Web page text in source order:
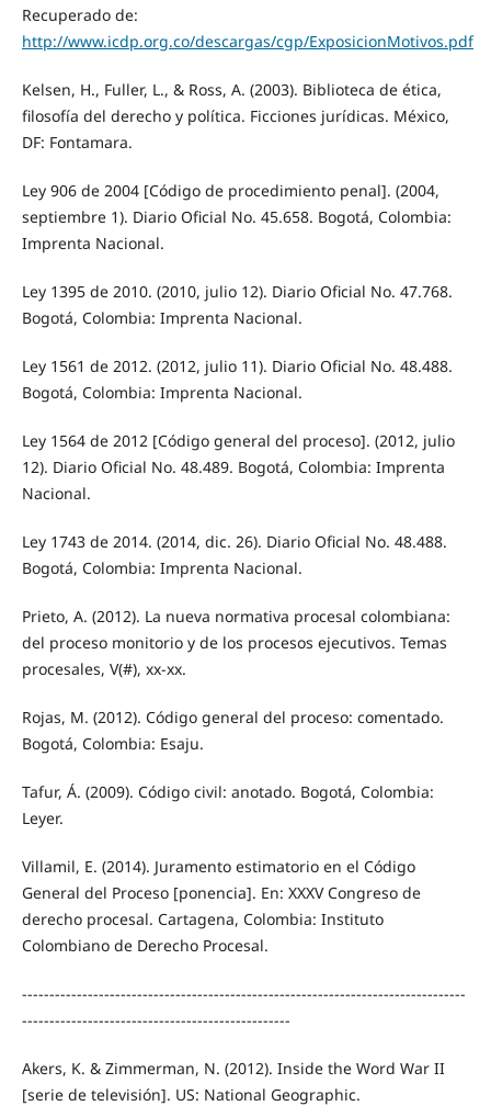
Recuperado de:
http://www.icdp.org.co/descargas/cgp/ExposicionMotivos.pdf
Kelsen, H., Fuller, L., & Ross, A. (2003). Biblioteca de ética,
filosofía del derecho y política. Ficciones jurídicas. México,
DF: Fontamara.
Ley 906 de 2004 [Código de procedimiento penal]. (2004,
septiembre 1). Diario Oficial No. 45.658. Bogotá, Colombia:
Imprenta Nacional.
Ley 1395 de 2010. (2010, julio 12). Diario Oficial No. 47.768.
Bogotá, Colombia: Imprenta Nacional.
Ley 1561 de 2012. (2012, julio 11). Diario Oficial No. 48.488.
Bogotá, Colombia: Imprenta Nacional.
Ley 1564 de 2012 [Código general del proceso]. (2012, julio
12). Diario Oficial No. 48.489. Bogotá, Colombia: Imprenta
Nacional.
Ley 1743 de 2014. (2014, dic. 26). Diario Oficial No. 48.488.
Bogotá, Colombia: Imprenta Nacional.
Prieto, A. (2012). La nueva normativa procesal colombiana:
del proceso monitorio y de los procesos ejecutivos. Temas
procesales, V(#), xx-xx.
Rojas, M. (2012). Código general del proceso: comentado.
Bogotá, Colombia: Esaju.
Tafur, Á. (2009). Código civil: anotado. Bogotá, Colombia:
Leyer.
Villamil, E. (2014). Juramento estimatorio en el Código
General del Proceso [ponencia]. En: XXXV Congreso de
derecho procesal. Cartagena, Colombia: Instituto
Colombiano de Derecho Procesal.
---------------------------------------------------------------------------------
-------------------------------------------------
Akers, K. & Zimmerman, N. (2012). Inside the Word War II
[serie de televisión]. US: National Geographic.